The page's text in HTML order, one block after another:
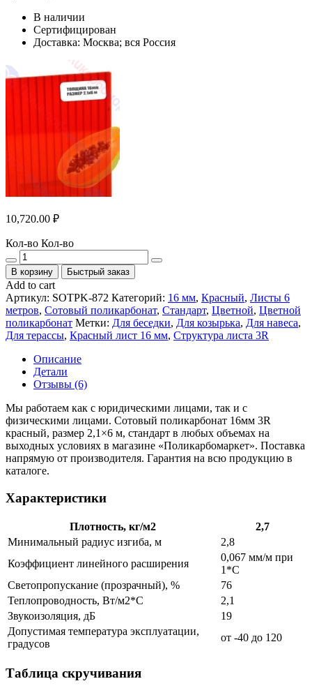
В наличии
Сертифицирован
Доставка: Москва; вся Россия
10,720.00 ₽
Кол-во Кол-во
В корзину Быстрый заказ
Add to cart
Артикул: SOTPK-872 Категорий: 16 мм, Красный, Листы 6
метров, Сотовый поликарбонат, Стандарт, Цветной, Цветной
поликарбонат Метки: Для беседки, Для козырька, Для навеса,
Для терассы, Красный лист 16 мм, Структура листа 3R
Описание
Детали
Отзывы (6)
Мы работаем как с юридическими лицами, так и с
физическими лицами. Сотовый поликарбонат 16мм 3R
красный, размер 2,1×6 м, стандарт в любых объемах на
выходных условиях в магазине «Поликарбомаркет». Поставка
напрямую от производителя. Гарантия на всю продукцию в
каталоге.
Характеристики
Плотность, кг/м2
2,7
Минимальный радиус изгиба, м
2,8
Коэффициент линейного расширения
0,067 мм/м при
1*С
Светопропускание (прозрачный), %
76
Теплопроводность, Вт/м2*С
2,1
Звукоизоляция, дБ
19
Допустимая температура эксплуатации,
градусов
от -40 до 120
Таблица скручивания